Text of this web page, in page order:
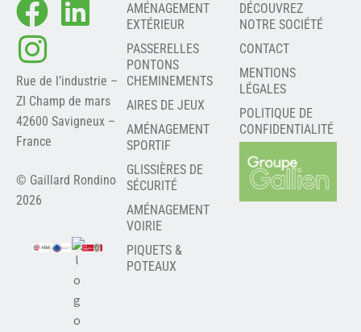
Rue de l’industrie –
ZI Champ de mars
42600 Savigneux –
France
© Gaillard Rondino
2026
AMÉNAGEMENT
EXTÉRIEUR
PASSERELLES
PONTONS
CHEMINEMENTS
AIRES DE JEUX
AMÉNAGEMENT
SPORTIF
GLISSIÈRES DE
SÉCURITÉ
AMÉNAGEMENT
VOIRIE
PIQUETS &
POTEAUX
DÉCOUVREZ
NOTRE SOCIÉTÉ
CONTACT
MENTIONS
LÉGALES
POLITIQUE DE
CONFIDENTIALITÉ